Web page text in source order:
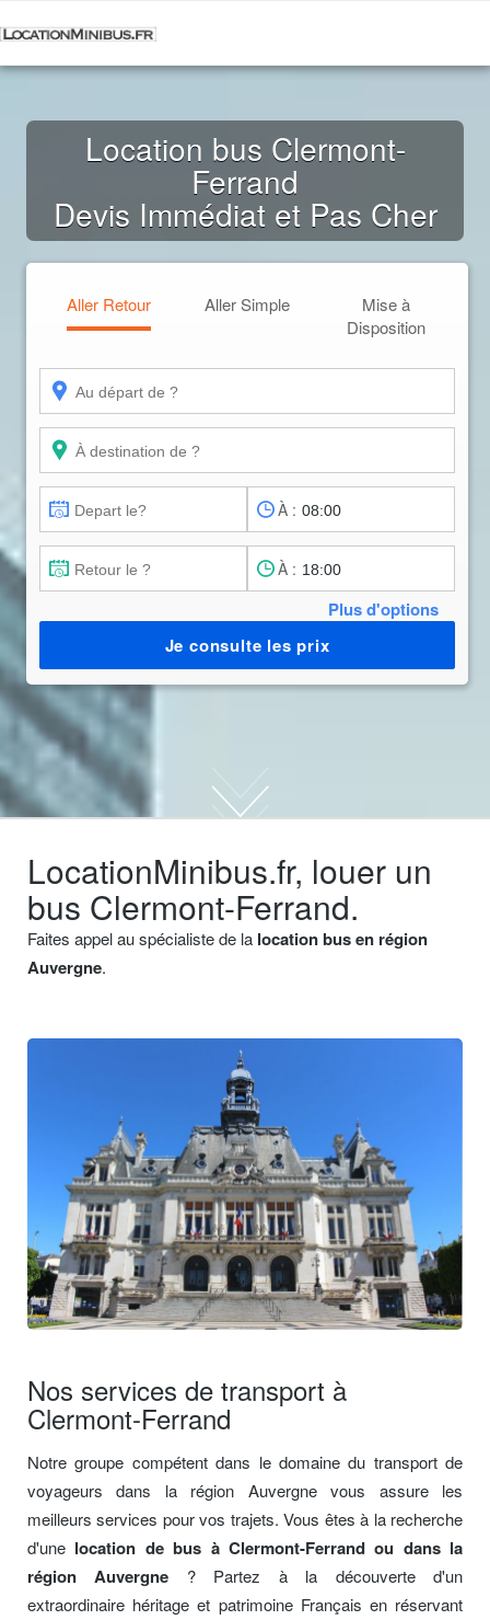
Location bus Clermont-
Ferrand
Devis Immédiat et Pas Cher
Aller Retour Aller Simple
Mise à
Disposition
À :
À :
Plus d'options
Je consulte les prix
LocationMinibus.fr, louer un
bus Clermont-Ferrand.
Faites appel au spécialiste de la location bus en région
Auvergne.
Nos services de transport à
Clermont-Ferrand
Notre groupe compétent dans le domaine du transport de
voyageurs dans la région Auvergne vous assure les
meilleurs services pour vos trajets. Vous êtes à la recherche
d'une location de bus à Clermont-Ferrand ou dans la
région Auvergne ? Partez à la découverte d'un
extraordinaire héritage et patrimoine Français en réservant